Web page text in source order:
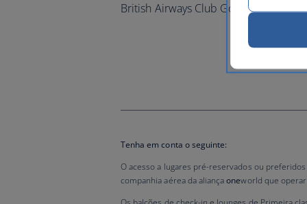
British Airways Club Gold eoneworld
Tenha em conta o seguinte:
O acesso a lugares pré-reservados ou
companhia aérea da aliançaoneworld que